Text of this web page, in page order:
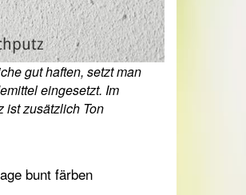
gut haften, setzt man
eingesetzt. Im
ist zusätzlich Ton
bunt färben